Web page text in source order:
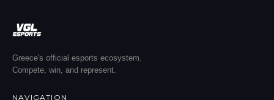
Greece's official esports ecosystem.
Compete, win, and represent.
NAVIGATION